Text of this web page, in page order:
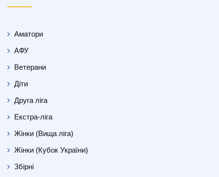
Аматори
АФУ
Ветерани
Діти
Друга ліга
Екстра-ліга
Жінки (Вища ліга)
Жінки (Кубок України)
Збірні